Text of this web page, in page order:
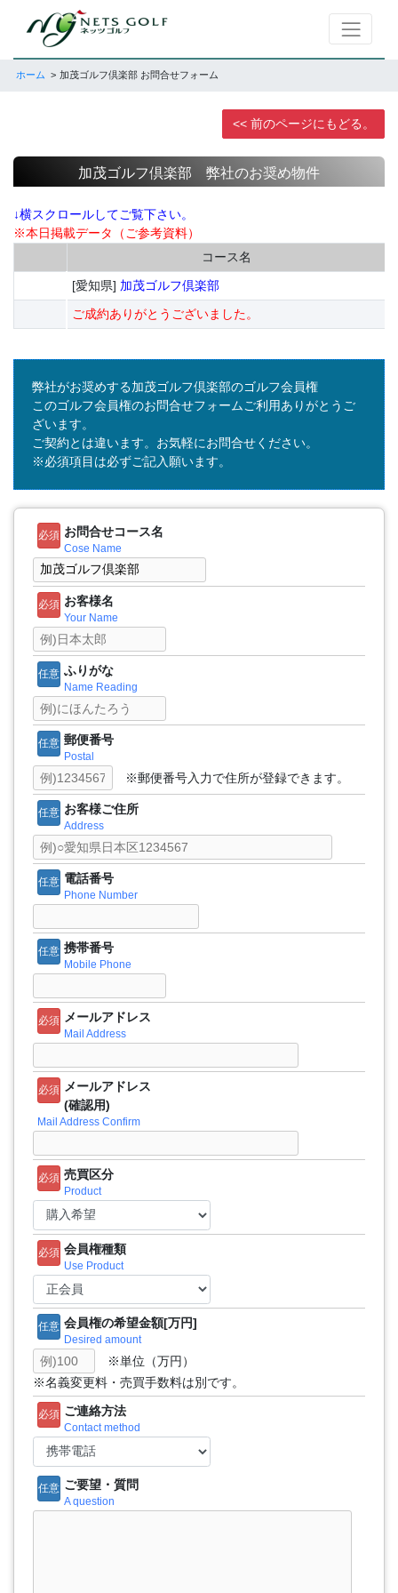
ホーム 加茂ゴルフ倶楽部 お問合せフォーム
<< 前のページにもどる。
加茂ゴルフ倶楽部 弊社のお奨め物件
↓横スクロールしてご覧下さい。
※本日掲載データ（ご参考資料）
コース名
[愛知県] 加茂ゴルフ倶楽部
ご成約ありがとうございました。
弊社がお奨めする加茂ゴルフ倶楽部のゴルフ会員権
このゴルフ会員権のお問合せフォームご利用ありがとうご
ざいます。
ご契約とは違います。お気軽にお問合せください。
※必須項目は必ずご記入願います。
必須 お問合せコース名
Cose Name
必須 お客様名
Your Name
任意 ふりがな
Name Reading
任意 郵便番号
Postal
※郵便番号入力で住所が登録できます。
任意 お客様ご住所
Address
任意 電話番号
Phone Number
任意 携帯番号
Mobile Phone
必須 メールアドレス
Mail Address
必須 メールアドレス
(確認用)
Mail Address Confirm
必須 売買区分
Product
必須 会員権種類
Use Product
任意 会員権の希望金額[万円]
Desired amount
※単位（万円）
※名義変更料・売買手数料は別です。
必須 ご連絡方法
Contact method
任意 ご要望・質問
A question